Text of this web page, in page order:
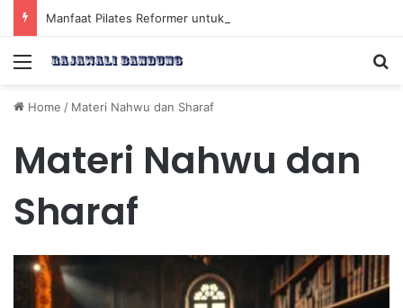
Menu
Home / Materi Nahwu dan Sharaf
Materi Nahwu dan
Sharaf